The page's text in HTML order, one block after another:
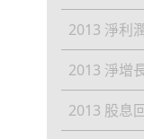
2013 淨利
2013 淨增
2013 股息